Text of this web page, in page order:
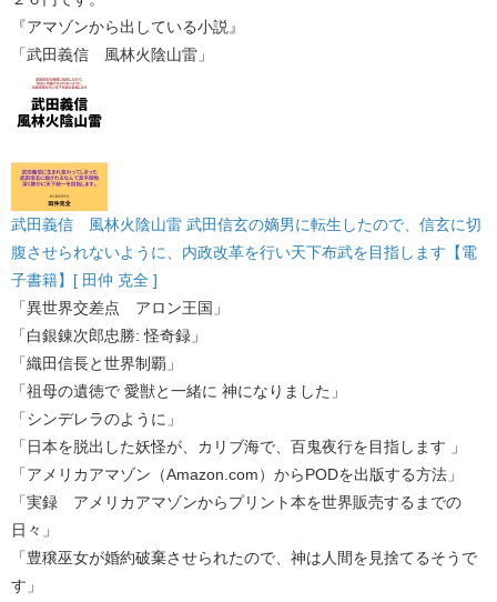
『アマゾンから出している小説』
「武田義信 風林火陰山雷」
武田義信 風林火陰山雷 武田信玄の嫡男に転生したので、信玄に切
腹させられないように、内政改革を行い天下布武を目指します【電
子書籍】[ 田仲 克全 ]
「異世界交差点 アロン王国」
「白銀錬次郎忠勝: 怪奇録」
「織田信長と世界制覇」
「祖母の遺徳で 愛獣と一緒に 神になりました」
「シンデレラのように」
「日本を脱出した妖怪が、カリブ海で、百鬼夜行を目指します 」
「アメリカアマゾン（Amazon.com）からPODを出版する方法」
「実録 アメリカアマゾンからプリント本を世界販売するまでの
日々」
「豊穣巫女が婚約破棄させられたので、神は人間を見捨てるそうで
す」